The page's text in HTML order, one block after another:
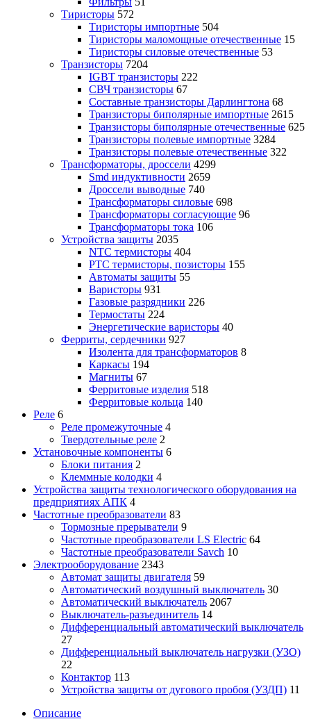
Тиристоры 572
Тиристоры импортные 504
Тиристоры маломощные отечественные 15
Тиристоры силовые отечественные 53
Транзисторы 7204
IGBT транзисторы 222
СВЧ транзисторы 67
Составные транзисторы Дарлингтона 68
Транзисторы биполярные импортные 2615
Транзисторы биполярные отечественные 625
Транзисторы полевые импортные 3284
Транзисторы полевые отечественные 322
Трансформаторы, дроссели 4299
Smd индуктивности 2659
Дроссели выводные 740
Трансформаторы силовые 698
Трансформаторы согласующие 96
Трансформаторы тока 106
Устройства защиты 2035
NTC термисторы 404
PTC термисторы, позисторы 155
Автоматы защиты 55
Варисторы 931
Газовые разрядники 226
Термостаты 224
Энергетические варисторы 40
Ферриты, сердечники 927
Изолента для трансформаторов 8
Каркасы 194
Магниты 67
Ферритовые изделия 518
Ферритовые кольца 140
Реле 6
Реле промежуточные 4
Твердотельные реле 2
Установочные компоненты 6
Блоки питания 2
Клеммные колодки 4
Устройства защиты технологического оборудования на
предприятиях АПК 4
Частотные преобразователи 83
Тормозные прерыватели 9
Частотные преобразователи LS Electric 64
Частотные преобразователи Savch 10
Электрооборудование 2343
Автомат защиты двигателя 59
Автоматический воздушный выключатель 30
Автоматический выключатель 2067
Выключатель-разъединитель 14
Дифференциальный автоматический выключатель
27
Дифференциальный выключатель нагрузки (УЗО)
22
Контактор 113
Устройства защиты от дугового пробоя (УЗДП) 11
Описание